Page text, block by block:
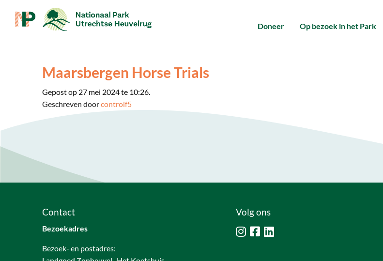
Doneer Op bezoek in het Park
Maarsbergen Horse Trials
Gepost op 27 mei 2024 te 10:26.
Geschreven doorcontrolf5
Contact
Bezoekadres
Bezoek- en postadres:
Volg ons